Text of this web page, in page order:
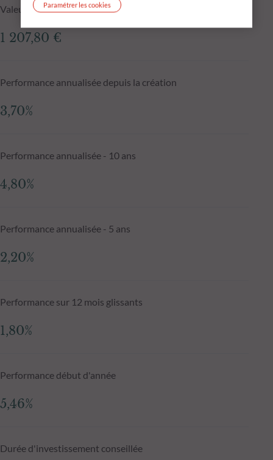
Valeur liquidative J-1
1 207,80 €
Performance annualisée depuis la création
3,70%
Performance annualisée - 10 ans
4,80%
Performance annualisée - 5 ans
2,20%
Performance sur 12 mois glissants
1,80%
Performance début d'année
5,46%
Durée d'investissement conseillée
Paramétrer les cookies